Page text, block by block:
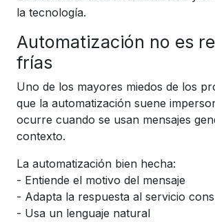
la tecnología.
Automatización no es
frías
Uno de los mayores miedos de los
que la automatización suene
ocurre cuando se usan mensajes
contexto.
La automatización bien hecha:
- Entiende el motivo del mensaje
- Adapta la respuesta al servicio
- Usa un lenguaje natural